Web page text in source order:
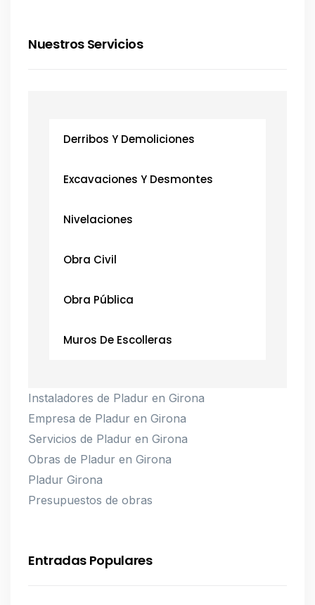
Nuestros Servicios
Derribos Y Demoliciones
Excavaciones Y Desmontes
Nivelaciones
Obra Civil
Obra Pública
Muros De Escolleras
Instaladores de Pladur en Girona
Empresa de Pladur en Girona
Servicios de Pladur en Girona
Obras de Pladur en Girona
Pladur Girona
Presupuestos de obras
Entradas Populares